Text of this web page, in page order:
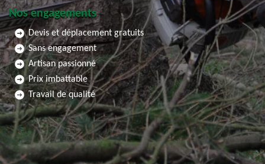
Nos engagements
Devis et déplacement gratuits
Sans engagement
Artisan passionné
Prix imbattable
Travail de qualité